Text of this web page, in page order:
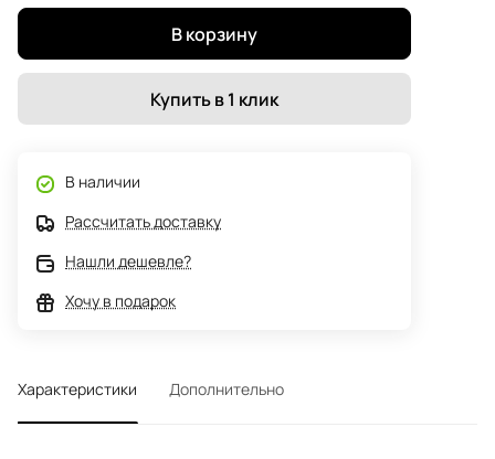
В корзину
Купить в 1 клик
В наличии
Рассчитать доставку
Нашли дешевле?
Хочу в подарок
Характеристики Дополнительно